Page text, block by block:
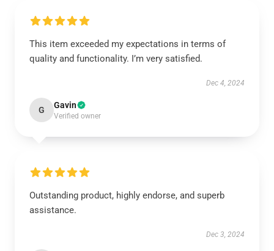
This item exceeded my expectations in terms of
quality and functionality. I’m very satisfied.
Dec 4, 2024
G Gavin
Verified owner
Outstanding product, highly endorse, and superb
assistance.
Dec 3, 2024